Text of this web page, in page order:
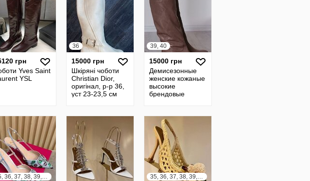
грн
Yves Saint
YSL
36
15000 грн
Шкіряні чоботи
Christian Dior,
оригінал, р-р 36,
уст 23-23,5 см
39, 40
15000 грн
Демисезонные
женские кожаные
высокие
брендовые
35, 36, 37, 38, 39, 40, 41, 42 35, 36, 37, 38, 39, 40, 41, 42